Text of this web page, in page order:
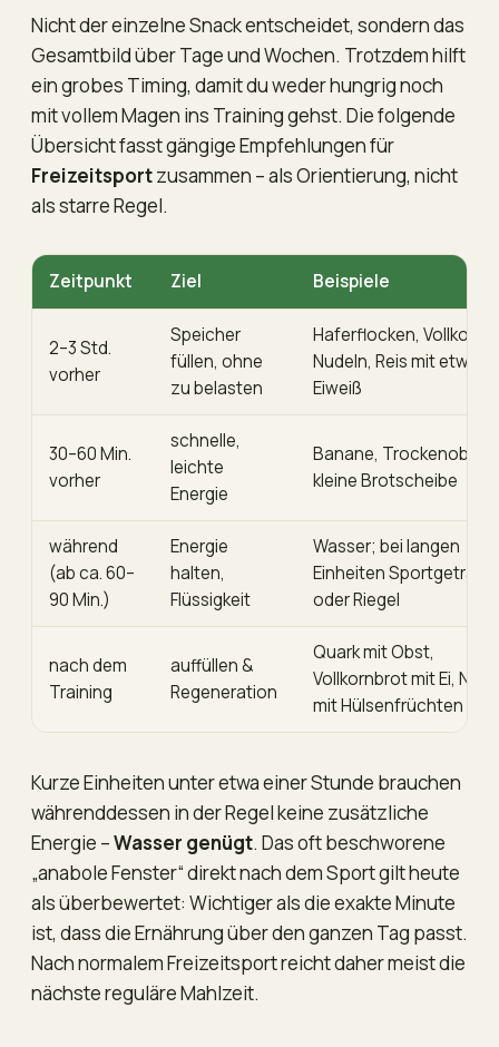
Nicht der einzelne Snack entscheidet, sondern das
Gesamtbild über Tage und Wochen. Trotzdem hilft
ein grobes Timing, damit du weder hungrig noch
mit vollem Magen ins Training gehst. Die folgende
Übersicht fasst gängige Empfehlungen für
Freizeitsportzusammen – als Orientierung, nicht
als starre Regel.
Zeitpunkt Ziel Beispiele
2–3 Std.
vorher
Speicher
füllen, ohne
zu belasten
Haferflocken,
Nudeln, Reis mit etwas
Eiweiß
30–60 Min.
vorher
schnelle,
leichte
Energie
Banane, Trockenobst,
kleine Brotscheibe
während
(ab ca. 60–
90 Min.)
Energie
halten,
Flüssigkeit
Wasser; bei langen
Einheiten Sportgetränk
oder Riegel
nach dem
Training
auffüllen &
Regeneration
Quark mit Obst,
Vollkornbrot mit Ei,
mit Hülsenfrüchten
Kurze Einheiten unter etwa einer Stunde brauchen
währenddessen in der Regel keine zusätzliche
Energie –Wasser genügt. Das oft beschworene
„anabole Fenster“ direkt nach dem Sport gilt heute
als überbewertet: Wichtiger als die exakte Minute
ist, dass die Ernährung über den ganzen Tag passt.
Nach normalem Freizeitsport reicht daher meist die
nächste reguläre Mahlzeit.